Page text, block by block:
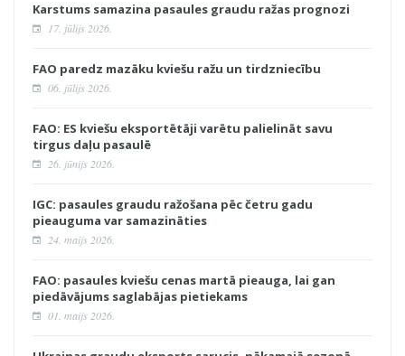
Karstums samazina pasaules graudu ražas prognozi
17. jūlijs 2026.
FAO paredz mazāku kviešu ražu un tirdzniecību
06. jūlijs 2026.
FAO: ES kviešu eksportētāji varētu palielināt savu
tirgus daļu pasaulē
26. jūnijs 2026.
IGC: pasaules graudu ražošana pēc četru gadu
pieauguma var samazināties
24. maijs 2026.
FAO: pasaules kviešu cenas martā pieauga, lai gan
piedāvājums saglabājas pietiekams
01. maijs 2026.